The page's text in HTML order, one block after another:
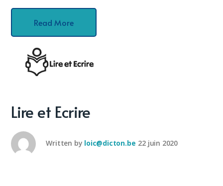
Read More
Lire et Ecrire
Written by loic@dicton.be 22 juin 2020